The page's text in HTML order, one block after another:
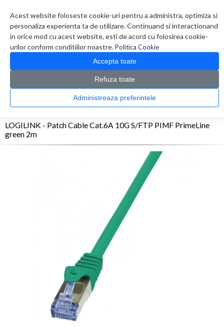
Acest website foloseste cookie-uri pentru a administra, optimiza si
personaliza experienta ta de utilizare. Continuand si interactionand
in orice mod cu acest website, esti de acord cu folosirea cookie-
urilor conform conditiilor noastre.Politica Cookie
Accepta toate
Refuza toate
Administreaza preferintele
0 produs(e)
CATALOG PRODUSE
> Cabluri > LOGILINK - Patch Cable Cat.6A 10G S/FTP PIMF
LOGILINK - Patch Cable Cat.6A 10G S/FTP PIMF PrimeLine
green 2m